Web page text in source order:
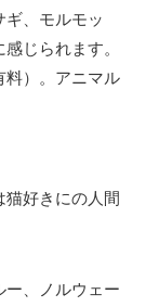
ギ、モルモッ
じられます。
料）。アニマル
猫好きにの人間
ー、ノルウェー